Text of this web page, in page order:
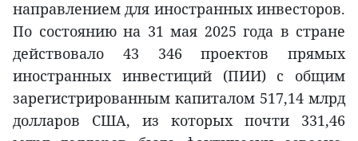
направлением для иностранных инвесторов.
По состоянию на 31 мая 2025 года в стране
действовало 43 346 проектов прямых
иностранных инвестиций (ПИИ) с общим
зарегистрированным капиталом 517,14 млрд
долларов США, из которых почти 331,46